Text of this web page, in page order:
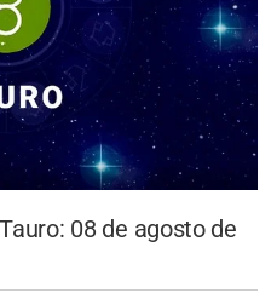
08 de agosto de